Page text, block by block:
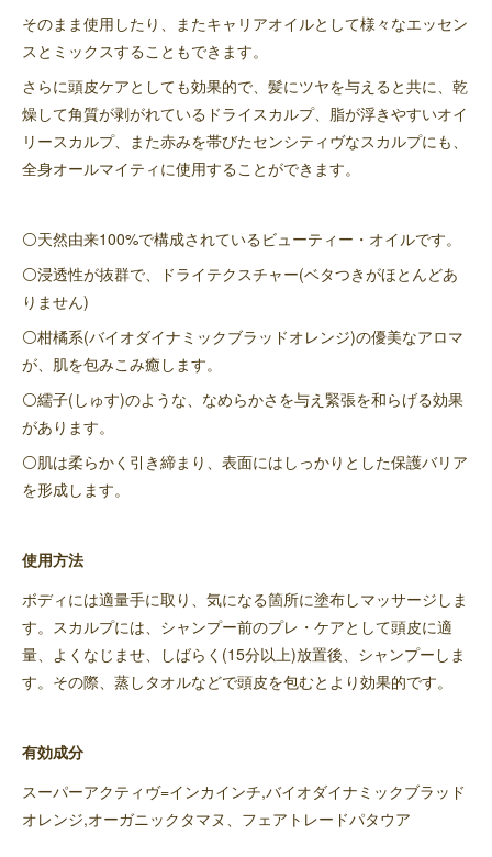
そのまま使用したり、またキャリアオイルとして様々なエッセン
スとミックスすることもできます。
さらに頭皮ケアとしても効果的で、髪にツヤを与えると共に、乾
燥して角質が剥がれているドライスカルプ、脂が浮きやすいオイ
リースカルプ、また赤みを帯びたセンシティヴなスカルプにも、
全身オールマイティに使用することができます。
⚪️天然由来100%で構成されているビューティー・オイルです。
⚪️浸透性が抜群で、ドライテクスチャー(ベタつきがほとんどあ
りません)
⚪️柑橘系(バイオダイナミックブラッドオレンジ)の優美なアロマ
が、肌を包みこみ癒します。
⚪️繻子(しゅす)のような、なめらかさを与え緊張を和らげる効果
があります。
⚪️肌は柔らかく引き締まり、表面にはしっかりとした保護バリア
を形成します。
使用方法
ボディには適量手に取り、気になる箇所に塗布しマッサージしま
す。スカルプには、シャンプー前のプレ・ケアとして頭皮に適
量、よくなじませ、しばらく(15分以上)放置後、シャンプーしま
す。その際、蒸しタオルなどで頭皮を包むとより効果的です。
有効成分
スーパーアクティヴ=インカインチ,バイオダイナミックブラッド
オレンジ,オーガニックタマヌ、フェアトレードパタウア